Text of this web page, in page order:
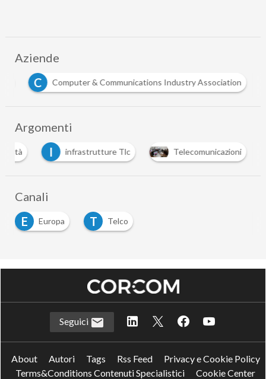
Aziende
commissione ue C Computer & Communications Industry
Argomenti
I infrastrutture Tlc Telecomunicazioni
Canali
E
Europa T Telco
Seguici
About Autori Tags Rss Feed
Privacy e Cookie Policy
Terms&Conditions Contenuti Specialistici
Cookie Center